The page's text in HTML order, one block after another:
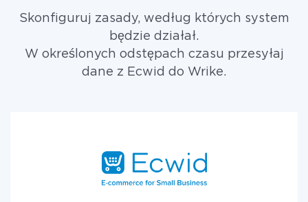
Skonfiguruj zasady, według których system
będzie działał.
W określonych odstępach czasu przesyłaj
dane z Ecwid do Wrike.